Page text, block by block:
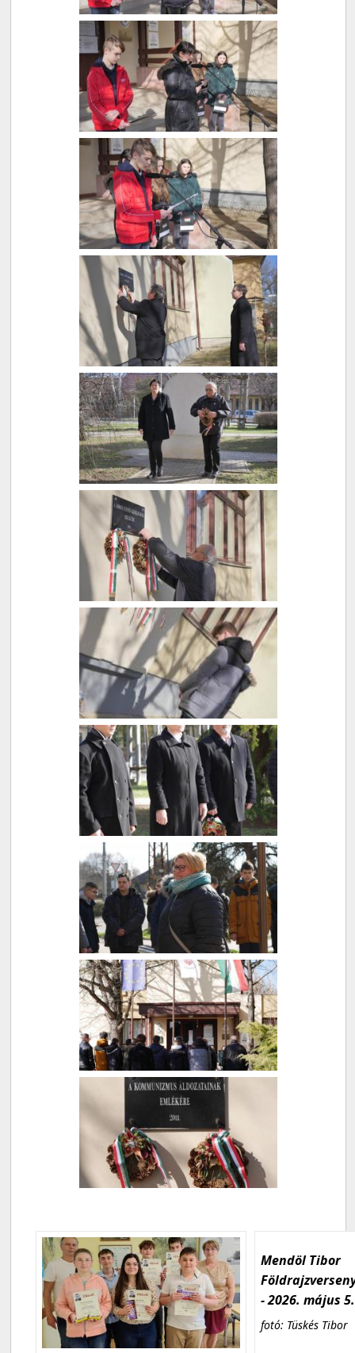
Mendöl Tibor
- 2026. május 5.
fotó: Tüskés Tibor